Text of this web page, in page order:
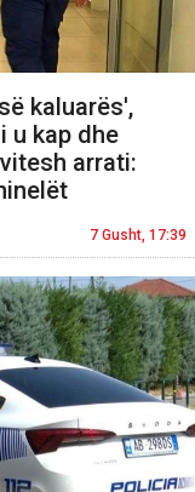
kaluarës',
u kap dhe
arrati:
7 Gusht, 17:39